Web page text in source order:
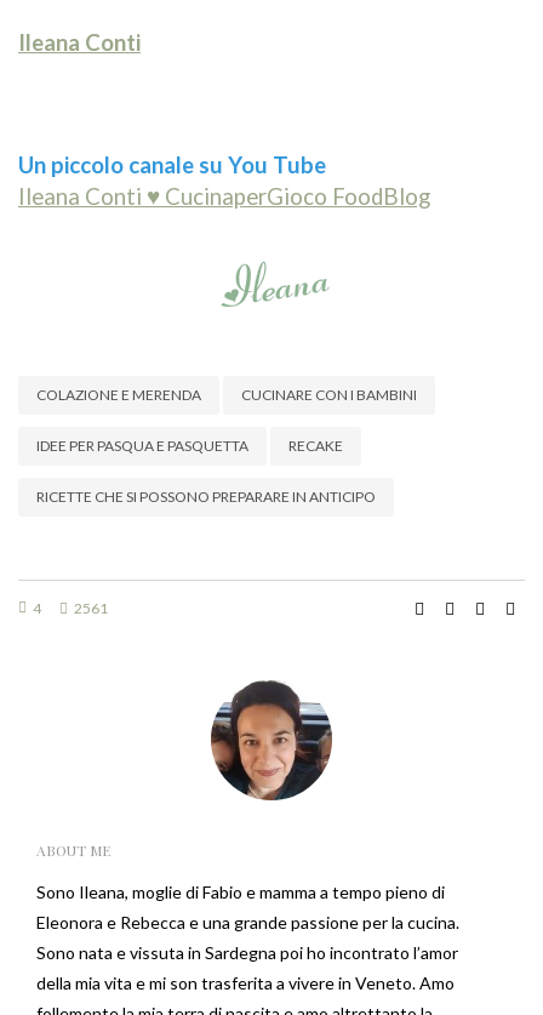
Ileana Conti
Un piccolo canale su You Tube
Ileana Conti ♥ CucinaperGioco FoodBlog
COLAZIONE E MERENDA CUCINARE CON I BAMBINI
IDEE PER PASQUA E PASQUETTA RECAKE
RICETTE CHE SI POSSONO PREPARARE IN ANTICIPO
4 2561
ABOUT ME
Sono Ileana, moglie di Fabio e mamma a tempo pieno di
Eleonora e Rebecca e una grande passione per la cucina.
Sono nata e vissuta in Sardegna poi ho incontrato l’amor
della mia vita e mi son trasferita a vivere in Veneto. Amo